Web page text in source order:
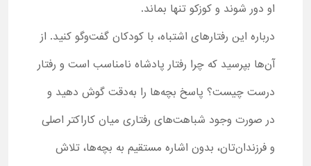
او دور شوند و کوزکو تنها بماند.
درباره این رفتارهای اشتباه، با کودکان گفت‌وگو کنید. از
آن‌ها بپرسید که چرا رفتار پادشاه نامناسب است و رفتار
درست چیست؟ پاسخ بچه‌ها را به‌دقت گوش دهید و
در صورت وجود شباهت‌های رفتاری میان کاراکتر اصلی
و فرزندان‌تان، بدون اشاره مستقیم به بچه‌ها، تلاش